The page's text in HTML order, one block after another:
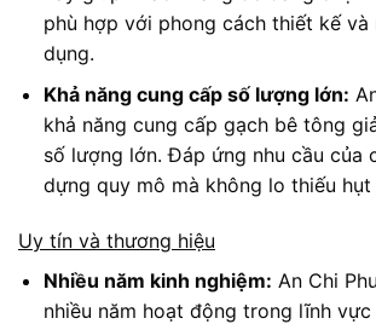
phù hợp với phong cách thiết kế và
dụng.
Khả năng cung cấp số lượng lớn:
khả năng cung cấp gạch bê tông
số lượng lớn. Đáp ứng nhu cầu của
dựng quy mô mà không lo thiếu hụt
Uy tín và thương hiệu
Nhiều năm kinh nghiệm: An Chi
nhiều năm hoạt động trong lĩnh vực